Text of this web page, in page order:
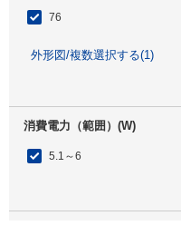
76
外形図/複数選択する(1)
消費電力（範囲）(W)
5.1～6